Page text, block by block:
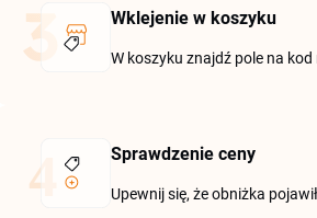
Wklejenie w koszyku
W koszyku znajdź pole na
Sprawdzenie ceny
Upewnij się, że obniżka